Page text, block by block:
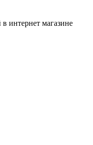
интернет магазине